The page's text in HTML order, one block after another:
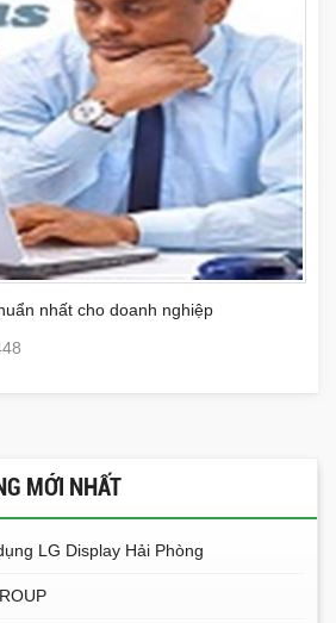
nhất cho doanh nghiệp
MỚI NHẤT
LG Display Hải Phòng